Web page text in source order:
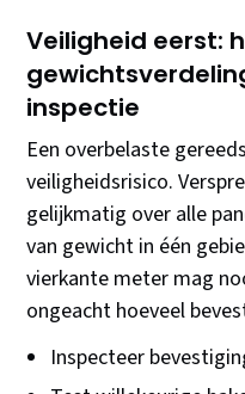
Veiligheid eerst:
inspectie
Een overbelaste
veiligheidsrisico.
gelijkmatig over alle
van gewicht in één
vierkante meter mag
ongeacht hoeveel
Inspecteer